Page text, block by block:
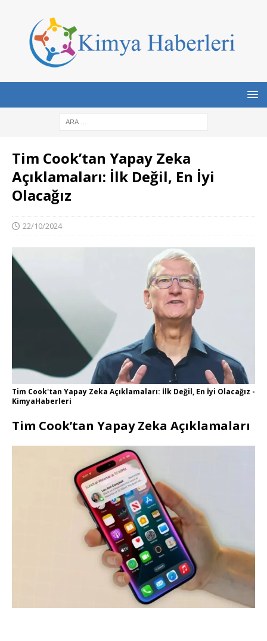
Tim Cook’tan Yapay Zeka
Açıklamaları: İlk Değil, En İyi
Olacağız
22/10/2024
Tim Cook'tan Yapay Zeka Açıklamaları: İlk Değil, En İyi Olacağız -
KimyaHaberleri
Tim Cook’tan Yapay Zeka Açıklamaları